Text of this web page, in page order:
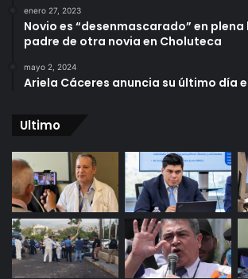
enero 27, 2023
Novio es “desenmascarado” en
padre de otra novia en Choluteca
mayo 2, 2024
Ariela Cáceres anuncia su último día
Ultimo